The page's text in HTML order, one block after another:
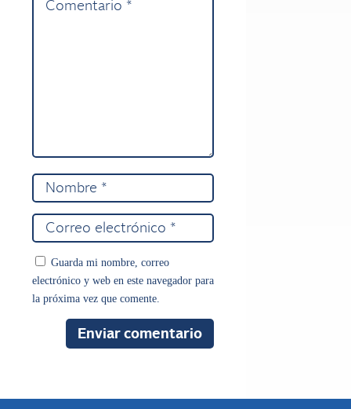
Guarda mi nombre, correo
electrónico y web en este navegador para
la próxima vez que comente.